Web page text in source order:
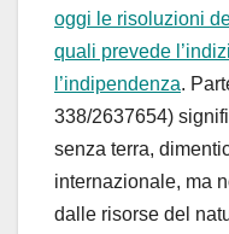
oggi le risoluzioni
quali prevede
l’indipendenza.
338/2637654)
senza terra,
internazionale, ma
dalle risorse del